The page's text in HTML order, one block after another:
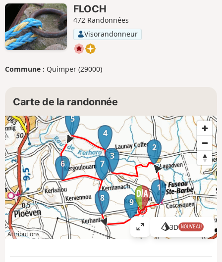
FLOCH
472 Randonnées
Visorandonneur
Commune : Quimper (29000)
Carte de la randonnée
1
2
3
4
5
6 7
8 9
Attributions
A
ff
3D NOUVEAU